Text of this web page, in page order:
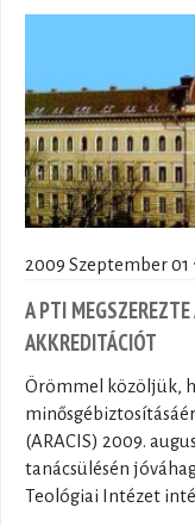
2009 Szeptember 01 ∙
A PTI
AKKREDITÁCIÓT
Örömmel közöljük,
(ARACIS) 2009.
tanácsülésén
Teológiai Intézet